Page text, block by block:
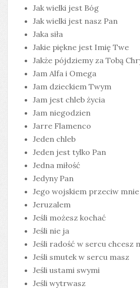
Jak wielki jest Bóg
Jak wielki jest nasz Pan
Jaka siła
Jakie piękne jest Imię Twe
Jakże pójdziemy za Tobą
Jam Alfa i Omega
Jam dzieckiem Twym
Jam jest chleb życia
Jam niegodzien
Jarre Flamenco
Jeden chleb
Jeden jest tylko Pan
Jedna miłość
Jedyny Pan
Jego wojskiem przeciw mnie
Jeruzalem
Jeśli możesz kochać
Jeśli nie ja
Jeśli radość w sercu chcesz
Jeśli smutek w sercu masz
Jeśli ustami swymi
Jeśli wytrwasz